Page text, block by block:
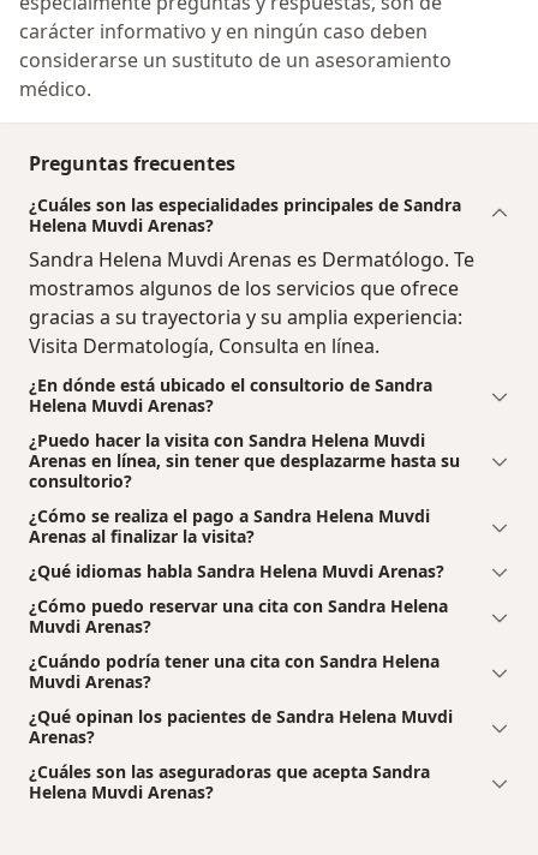
carácter informativo y en ningún caso deben
considerarse un sustituto de un asesoramiento
médico.
Preguntas frecuentes
¿Cuáles son las especialidades principales de Sandra
Helena Muvdi Arenas?
Sandra Helena Muvdi Arenas es Dermatólogo. Te
mostramos algunos de los servicios que ofrece
gracias a su trayectoria y su amplia experiencia:
Visita Dermatología, Consulta en línea.
¿En dónde está ubicado el consultorio de Sandra
Helena Muvdi Arenas?
¿Puedo hacer la visita con Sandra Helena Muvdi
Arenas en línea, sin tener que desplazarme hasta su
consultorio?
¿Cómo se realiza el pago a Sandra Helena Muvdi
Arenas al finalizar la visita?
¿Qué idiomas habla Sandra Helena Muvdi Arenas?
¿Cómo puedo reservar una cita con Sandra Helena
Muvdi Arenas?
¿Cuándo podría tener una cita con Sandra Helena
Muvdi Arenas?
¿Qué opinan los pacientes de Sandra Helena Muvdi
Arenas?
¿Cuáles son las aseguradoras que acepta Sandra
Helena Muvdi Arenas?